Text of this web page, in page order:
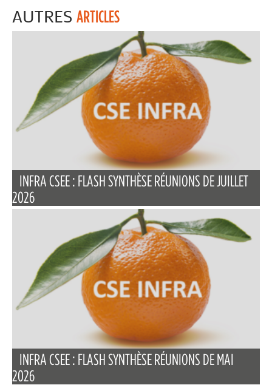
AUTRES ARTICLES
INFRA CSEE : FLASH SYNTHÈSE RÉUNIONS DE JUILLET
2026
INFRA CSEE : FLASH SYNTHÈSE RÉUNIONS DE MAI
2026